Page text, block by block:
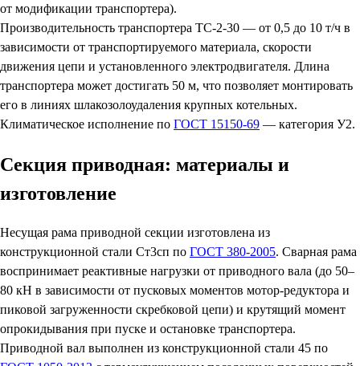
от модификации транспортера).
Производительность транспортера ТС-2-30 — от 0,5 до 10 т/ч в
зависимости от транспортируемого материала, скорости
движения цепи и установленного электродвигателя. Длина
транспортера может достигать 50 м, что позволяет монтировать
его в линиях шлакозолоудаления крупных котельных.
Климатическое исполнение по ГОСТ 15150-69 — категория У2.
Секция приводная: материалы и
изготовление
Несущая рама приводной секции изготовлена из
конструкционной стали Ст3сп по ГОСТ 380-2005. Сварная рама
воспринимает реактивные нагрузки от приводного вала (до 50–
80 кН в зависимости от пусковых моментов мотор-редуктора и
пиковой загруженности скребковой цепи) и крутящий момент
опрокидывания при пуске и остановке транспортера.
Приводной вал выполнен из конструкционной стали 45 по